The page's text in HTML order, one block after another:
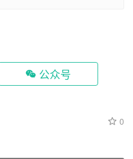
公众号
0